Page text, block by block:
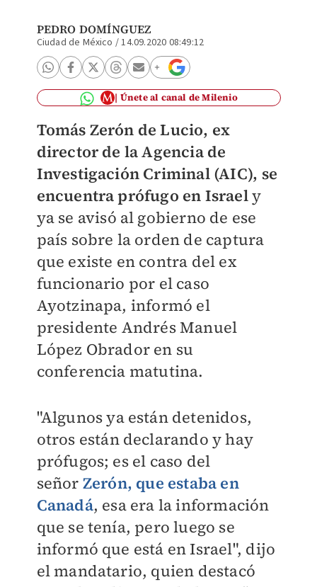
PEDRO DOMÍNGUEZ
Ciudad de México /14.09.2020 08:49:12
Únete al canal de Milenio
Tomás Zerón de Lucio, ex
director de la Agencia de
Investigación Criminal (AIC), se
encuentra prófugo en Israely
ya se avisó al gobierno de ese
país sobre la orden de captura
que existe en contra del ex
funcionario por el caso
Ayotzinapa, informó el
presidente Andrés Manuel
López Obrador en su
conferencia matutina.
"Algunos ya están detenidos,
otros están declarando y hay
prófugos; es el caso del
señor Zerón, que estaba en
Canadá, esa era la información
que se tenía, pero luego se
informó que está en Israel", dijo
el mandatario, quien destacó